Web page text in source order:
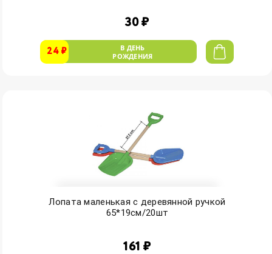
30 ₽
24 ₽
В ДЕНЬ
РОЖДЕНИЯ
Лопата маленькая с деревянной ручкой
65*19см/20шт
161 ₽